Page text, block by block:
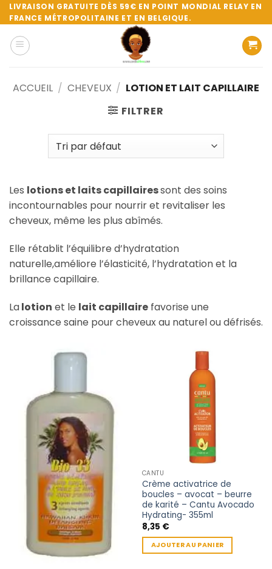
Passer
au
contenu
LIVRAISON GRATUITE DÈS 59€ EN POINT MONDIAL RELAY EN
FRANCE MÉTROPOLITAINE ET EN BELGIQUE.
ACCUEIL / CHEVEUX / LOTION ET LAIT CAPILLAIRE
FILTRER
Les lotions et laits capillairessont des soins
incontournables pour nourrir et revitaliser les
cheveux, même les plus abîmés.
Elle rétablit l’équilibre d’hydratation
naturelle,améliore l’élasticité, l’hydratation et la
brillance capillaire.
Lalotion et le lait capillaire favorise une
croissance saine pour cheveux au naturel ou défrisés.
CANTU
Crème activatrice de
boucles – avocat – beurre
de karité – Cantu Avocado
Hydrating- 355ml
8,35 €
AJOUTER AU PANIER